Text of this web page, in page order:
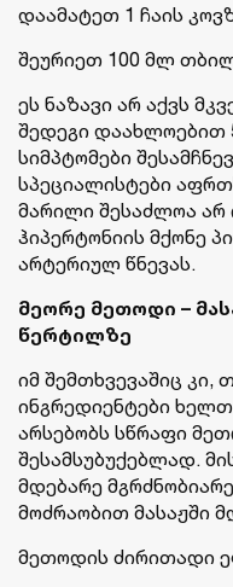
დაამატეთ 1 ჩაის
შეურიეთ 100 მლ
ეს ნაზავი არ აქვს
შედეგი დაახლოებით
სიმპტომები
სპეციალისტები
მარილი შესაძლოა არ
ჰიპერტონიის მქონე
არტერიულ წნევას.
მეორე მეთოდი –
წერტილზე
იმ შემთხვევაშიც კი,
ინგრედიენტები
არსებობს სწრაფი
შესამსუბუქებლად.
მდებარე
მოძრაობით მასაჟში
მეთოდის ძირითადი